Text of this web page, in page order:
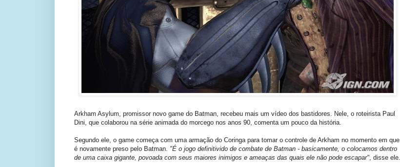
Arkham Asylum, promissor novo game do Batman, recebeu mais um vídeo dos bastidores. Nele, o roteirista Paul
Dini, que colaborou na série animada do morcego nos anos 90, comenta um pouco da história.
Segundo ele, o game começa com uma armação do Coringa para tomar o controle de Arkham no momento em que
é novamente preso pelo Batman. "É o jogo definitivido de combate de Batman - basicamente, o colocamos dentro
de uma caixa gigante, povoada com seus maiores inimigos e ameaças das quais ele não pode escapar" , disse ele.